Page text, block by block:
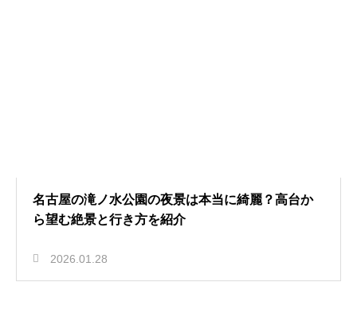
名古屋の滝ノ水公園の夜景は本当に綺麗？高台か
ら望む絶景と行き方を紹介
2026.01.28